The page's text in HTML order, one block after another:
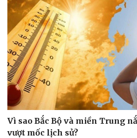
Vì sao Bắc Bộ và miền Trung
vượt mốc lịch sử?